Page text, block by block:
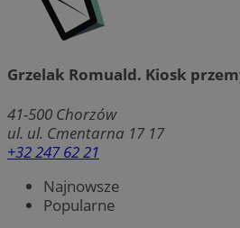
Grzelak Romuald. Kiosk
41-500 Chorzów
ul. ul. Cmentarna 17 17
+32 247 62 21
Najnowsze
Popularne